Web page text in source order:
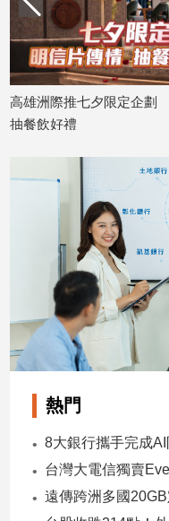
高雄洲際推七夕限定企劃
抽餐飲好禮
熱門